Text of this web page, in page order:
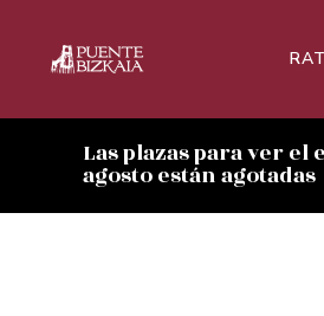
Las plazas para ver
agosto están agotadas